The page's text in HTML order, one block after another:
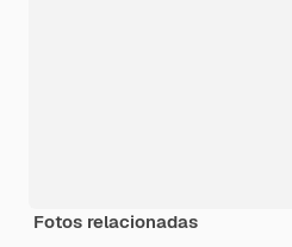
Fotos relacionadas